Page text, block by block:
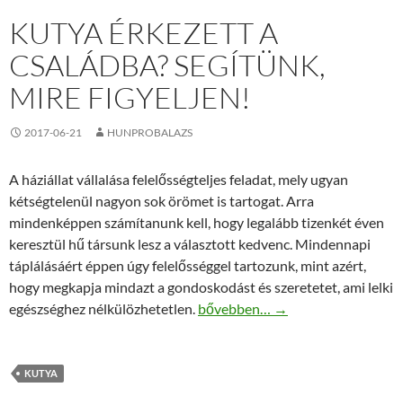
KUTYA ÉRKEZETT A
CSALÁDBA? SEGÍTÜNK,
MIRE FIGYELJEN!
2017-06-21 HUNPROBALAZS
A háziállat vállalása felelősségteljes feladat, mely ugyan
kétségtelenül nagyon sok örömet is tartogat. Arra
mindenképpen számítanunk kell, hogy legalább tizenkét éven
keresztül hű társunk lesz a választott kedvenc. Mindennapi
táplálásáért éppen úgy felelősséggel tartozunk, mint azért,
hogy megkapja mindazt a gondoskodást és szeretetet, ami lelki
egészséghez nélkülözhetetlen. Kutya érkezett a családba?
bővebben… →
KUTYA